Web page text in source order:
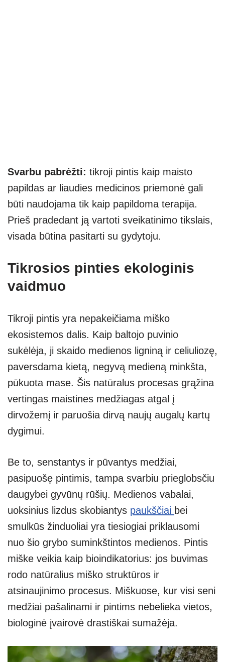
Svarbu pabrėžti: tikroji pintis kaip maisto
papildas ar liaudies medicinos priemonė gali
būti naudojama tik kaip papildoma terapija.
Prieš pradedant ją vartoti sveikatinimo tikslais,
visada būtina pasitarti su gydytoju.
Tikrosios pinties ekologinis
vaidmuo
Tikroji pintis yra nepakeičiama miško
ekosistemos dalis. Kaip baltojo puvinio
sukėlėja, ji skaido medienos ligniną ir celiuliozę,
paversdama kietą, negyvą medieną minkšta,
pūkuota mase. Šis natūralus procesas grąžina
vertingas maistines medžiagas atgal į
dirvožemį ir paruošia dirvą naujų augalų kartų
dygimui.
Be to, senstantys ir pūvantys medžiai,
pasipuošę pintimis, tampa svarbiu prieglobsčiu
daugybei gyvūnų rūšių. Medienos vabalai,
uoksinius lizdus skobiantys paukščiai bei
smulkūs žinduoliai yra tiesiogiai priklausomi
nuo šio grybo suminkštintos medienos. Pintis
miške veikia kaip bioindikatorius: jos buvimas
rodo natūralius miško struktūros ir
atsinaujinimo procesus. Miškuose, kur visi seni
medžiai pašalinami ir pintims nebelieka vietos,
biologinė įvairovė drastiškai sumažėja.